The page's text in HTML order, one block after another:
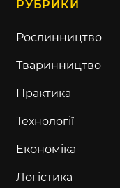
РУБРИКИ
Рослинництво
Тваринництво
Практика
Технології
Економіка
Логістика